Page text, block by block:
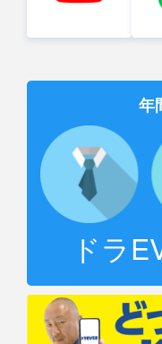
年
ドラ